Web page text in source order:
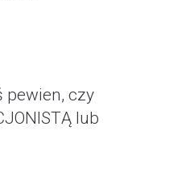
pewien, czy
lub